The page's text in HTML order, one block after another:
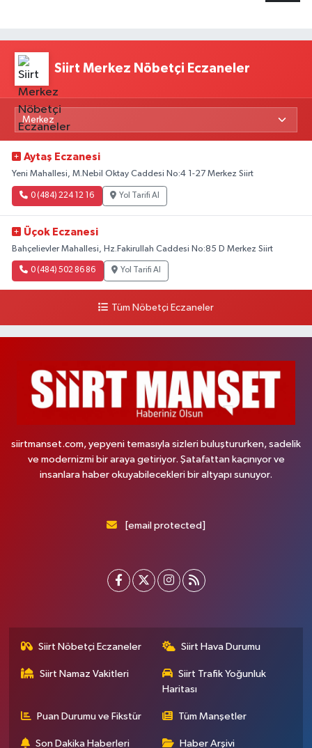
Siirt Merkez Nöbetçi Eczaneler
Aytaş Eczanesi
Yeni Mahallesi, M.Nebil Oktay Caddesi No:4 1-27 Merkez Siirt
0 (484) 224 12 16 Yol Tarifi Al
Üçok Eczanesi
Bahçelievler Mahallesi, Hz.Fakirullah Caddesi No:85 D Merkez Siirt
0 (484) 502 86 86 Yol Tarifi Al
Tüm Nöbetçi Eczaneler
siirtmanset.com, yepyeni temasıyla sizleri buluştururken, sadelik
ve modernizmi bir araya getiriyor. Şatafattan kaçınıyor ve
insanlara haber okuyabilecekleri bir altyapı sunuyor.
[email protected]
Siirt Nöbetçi Eczaneler Siirt Hava Durumu
Siirt Namaz Vakitleri
Siirt Trafik Yoğunluk
Haritası
Puan Durumu ve Fikstür Tüm Manşetler
Son Dakika Haberleri Haber Arşivi